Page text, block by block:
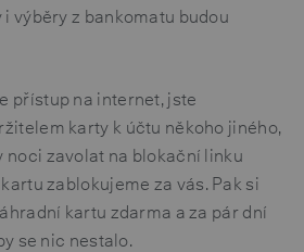
výběry z bankomatu budou
přístup na internet, jste
karty k účtu někoho jiného,
noci zavolat na blokační linku
kartu zablokujeme za vás. Pak si
kartu zdarma a za pár dní
se nic nestalo.